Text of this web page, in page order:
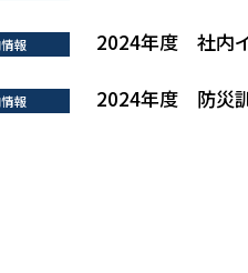
報 2024年度 社内
報 2024年度 防災